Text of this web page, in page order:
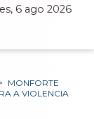
6 ago 2026
MONFORTE
A VIOLENCIA